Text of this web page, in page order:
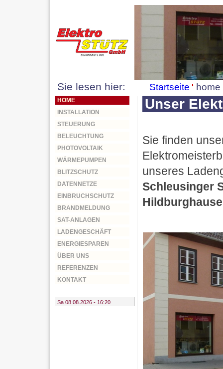
Sie lesen hier: Startseite home
HOME
INSTALLATION
STEUERUNG
BELEUCHTUNG
PHOTOVOLTAIK
WÄRMEPUMPEN
BLITZSCHUTZ
DATENNETZE
EINBRUCHSCHUTZ
BRANDMELDUNG
SAT-ANLAGEN
LADENGESCHÄFT
ENERGIESPAREN
ÜBER UNS
REFERENZEN
KONTAKT
Sa 08.08.2026 - 16:20
Unser
Sie finden
unseres
Schleusinger